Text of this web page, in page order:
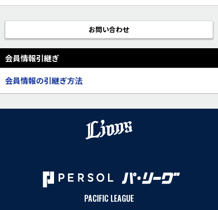
お問い合わせ
会員情報引継ぎ
会員情報の引継ぎ方法
PACIFIC LEAGUE